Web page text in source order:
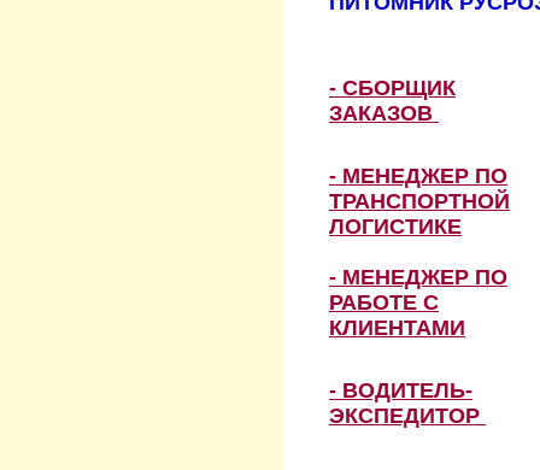
- СБОРЩИК
ЗАКАЗОВ
- МЕНЕДЖЕР ПО
ТРАНСПОРТНОЙ
ЛОГИСТИКЕ
- МЕНЕДЖЕР ПО
РАБОТЕ С
КЛИЕНТАМИ
- ВОДИТЕЛЬ-
ЭКСПЕДИТОР